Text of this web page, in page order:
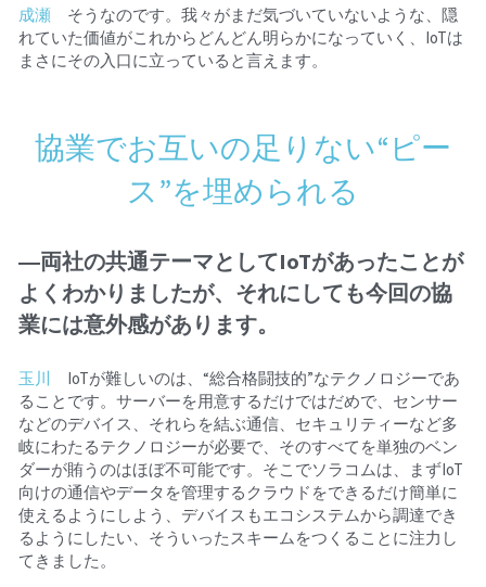
成瀬 そうなのです。我々がまだ気づいていないような、隠
れていた価値がこれからどんどん明らかになっていく、IoTは
まさにその入口に立っていると言えます。
協業でお互いの足りない“ピー
ス”を埋められる
―両社の共通テーマとしてIoTがあったことが
よくわかりましたが、それにしても今回の協
業には意外感があります。
玉川 IoTが難しいのは、“総合格闘技的”なテクノロジーであ
ることです。サーバーを用意するだけではだめで、センサー
などのデバイス、それらを結ぶ通信、セキュリティーなど多
岐にわたるテクノロジーが必要で、そのすべてを単独のベン
ダーが賄うのはほぼ不可能です。そこでソラコムは、まずIoT
向けの通信やデータを管理するクラウドをできるだけ簡単に
使えるようにしよう、デバイスもエコシステムから調達でき
るようにしたい、そういったスキームをつくることに注力し
てきました。